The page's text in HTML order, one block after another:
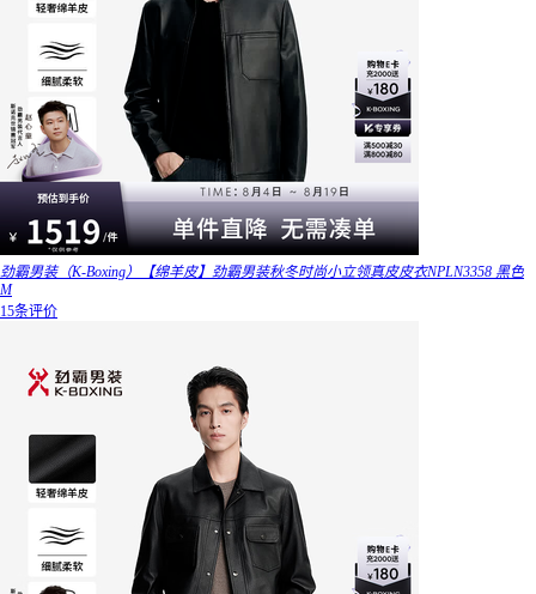
劲霸男装（K-Boxing）【绵羊皮】劲霸男装秋冬时尚小立领真皮皮衣NPLN3358 黑色
M
15条评价